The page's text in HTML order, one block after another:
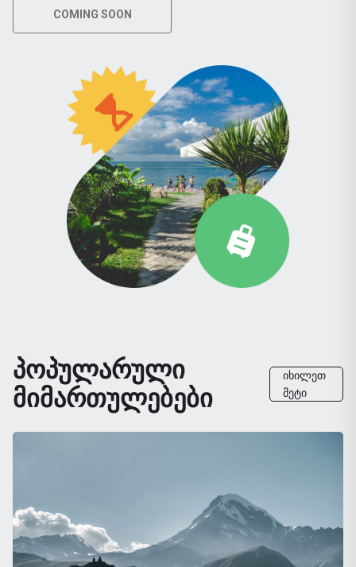
COMING SOON
ᲞᲝᲞᲣᲚᲐᲠᲣᲚᲘ
ᲛᲘᲛᲐᲠᲗᲣᲚᲔᲑᲔᲑᲘ
ᲘᲮᲘᲚᲔᲗ
ᲛᲔᲢᲘ